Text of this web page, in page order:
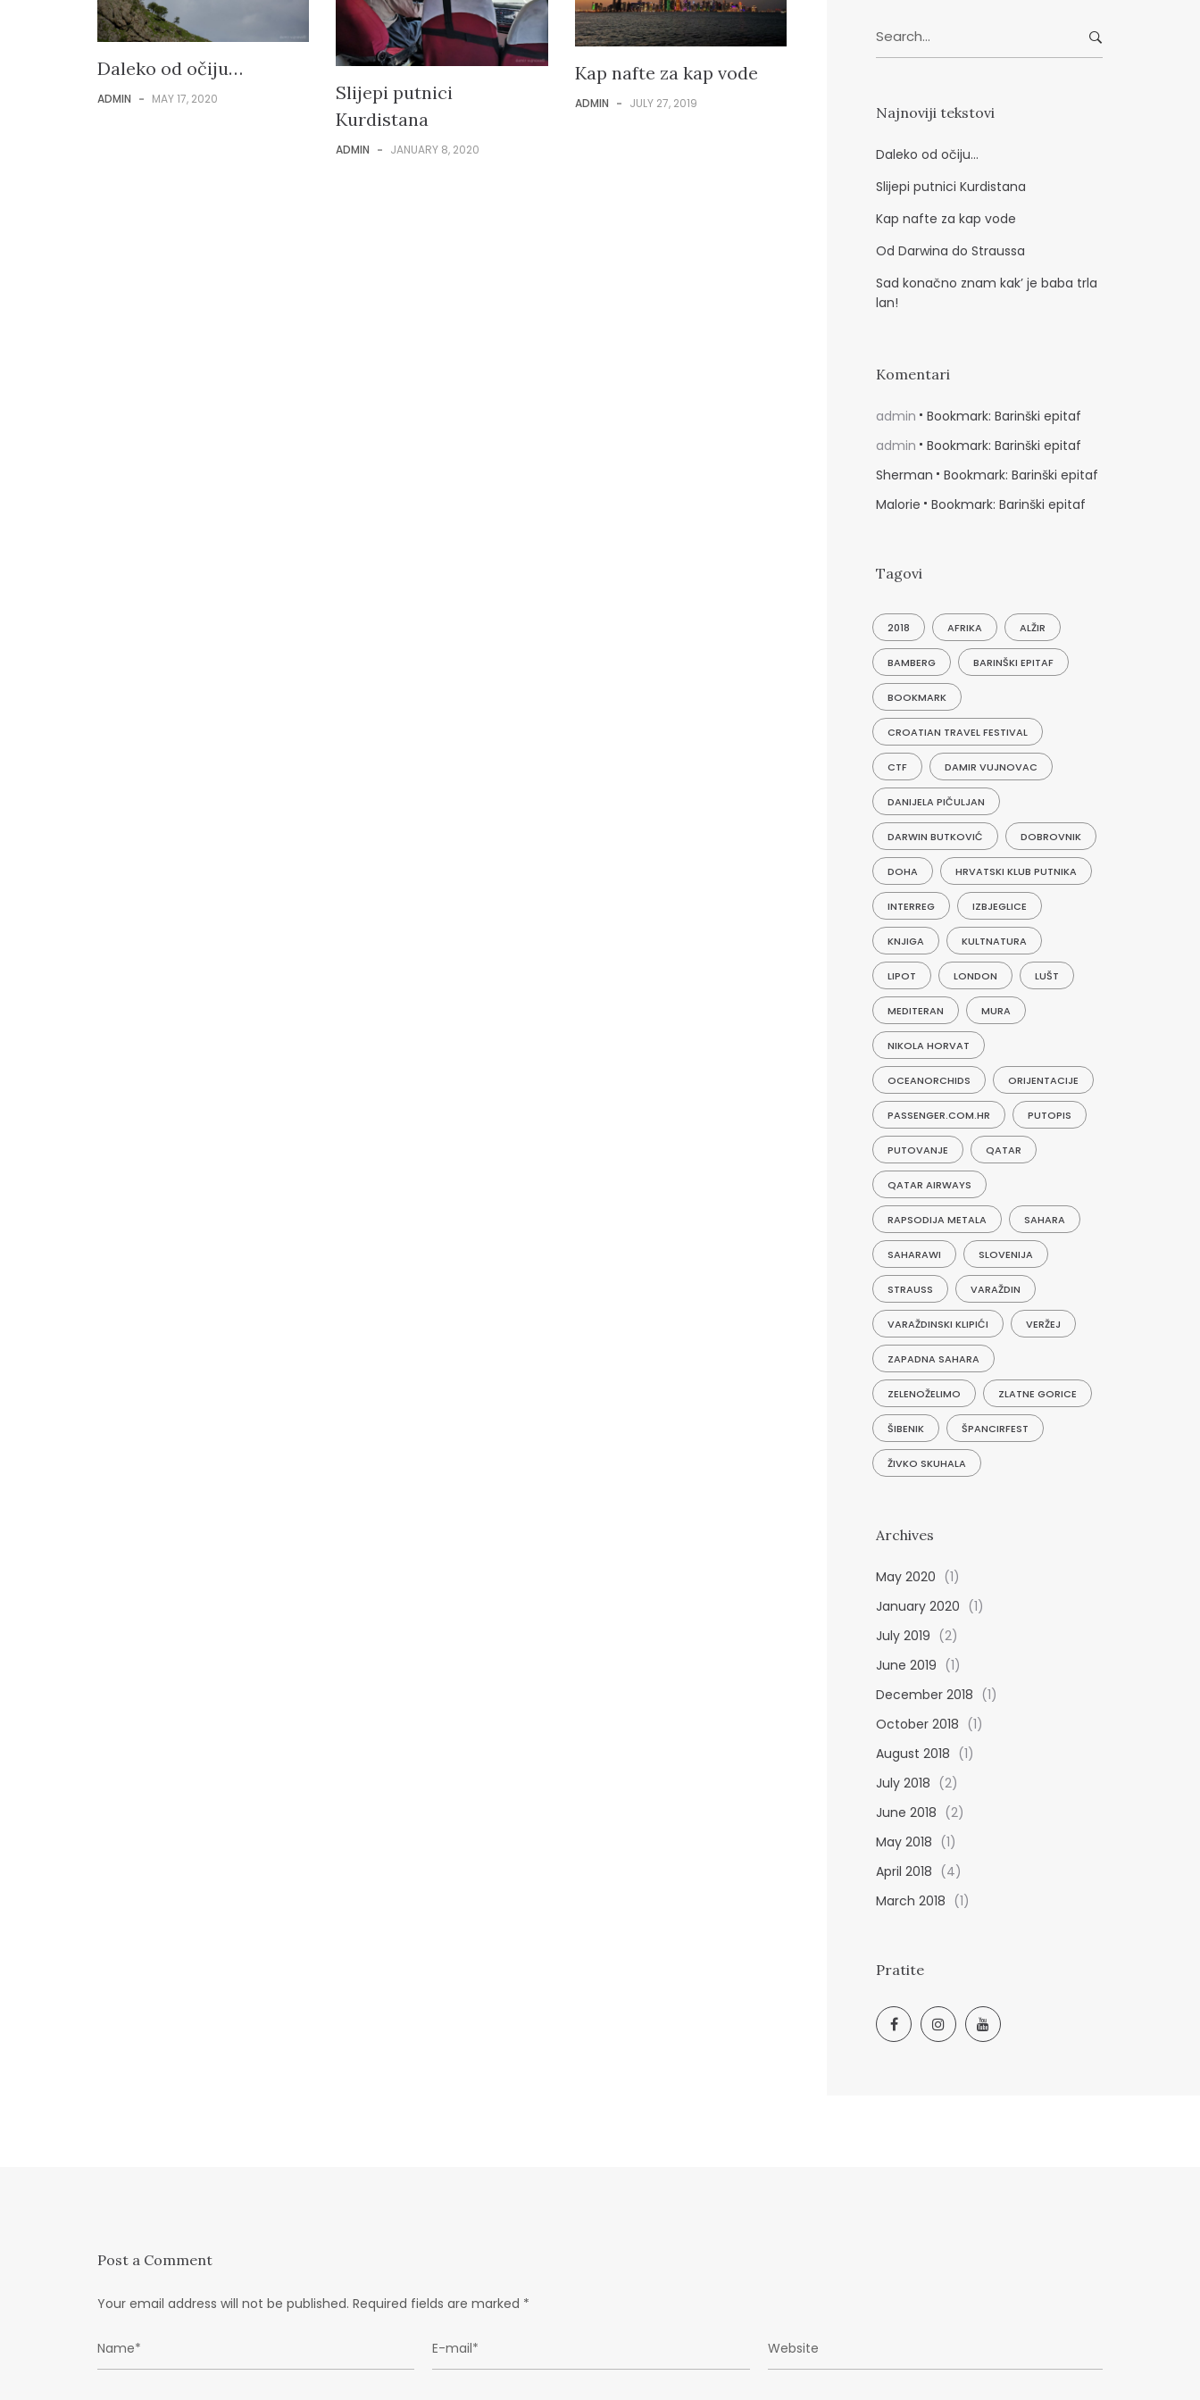
Daleko od očiju…
ADMIN - MAY 17, 2020
Slijepi putnici
Kurdistana
ADMIN - JANUARY 8, 2020
Kap nafte za kap vode
ADMIN - JULY 27, 2019
r
e
a
for:
Najnoviji tekstovi
Daleko od očiju…
Slijepi putnici Kurdistana
Kap nafte za kap vode
Od Darwina do Straussa
Sad konačno znam kak’ je baba trla
lan!
Komentari
admin
Bookmark: Barinški epitaf
admin
Bookmark: Barinški epitaf
Sherman
Bookmark: Barinški epitaf
Malorie
Bookmark: Barinški epitaf
Tagovi
2018 AFRIKA ALŽIR
BAMBERG BARINŠKI EPITAF
BOOKMARK
CROATIAN TRAVEL FESTIVAL
CTF DAMIR VUJNOVAC
DANIJELA PIČULJAN
DARWIN BUTKOVIĆ DOBROVNIK
DOHA HRVATSKI KLUB PUTNIKA
INTERREG IZBJEGLICE
KNJIGA KULTNATURA
LIPOT LONDON LUŠT
MEDITERAN MURA
NIKOLA HORVAT
OCEANORCHIDS ORIJENTACIJE
PASSENGER.COM.HR PUTOPIS
PUTOVANJE QATAR
QATAR AIRWAYS
RAPSODIJA METALA SAHARA
SAHARAWI SLOVENIJA
STRAUSS VARAŽDIN
VARAŽDINSKI KLIPIĆI VERŽEJ
ZAPADNA SAHARA
ZELENOŽELIMO ZLATNE GORICE
ŠIBENIK ŠPANCIRFEST
ŽIVKO SKUHALA
Archives
May 2020 (1)
January 2020 (1)
July 2019 (2)
June 2019 (1)
December 2018 (1)
October 2018 (1)
August 2018 (1)
July 2018 (2)
June 2018 (2)
May 2018 (1)
April 2018 (4)
March 2018 (1)
Pratite
Post a Comment
Your email address will not be published. Required fields are marked *